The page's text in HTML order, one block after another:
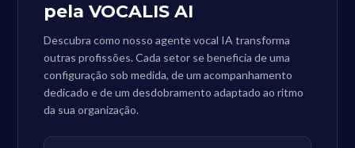
pela VOCALIS AI
Descubra como nosso agente vocal IA transforma
outras profissões. Cada setor se beneficia de uma
configuração sob medida, de um acompanhamento
dedicado e de um desdobramento adaptado ao ritmo
da sua organização.